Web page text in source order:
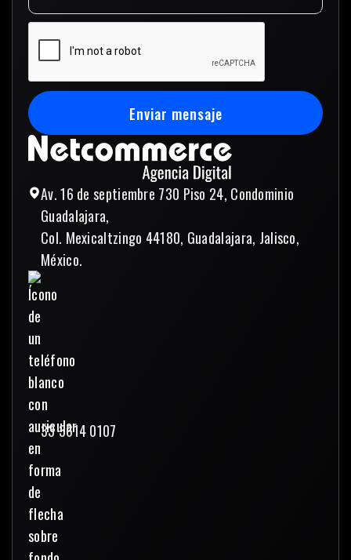
Av. 16 de septiembre 730 Piso 24, Condominio
Guadalajara,
Col. Mexicaltzingo 44180, Guadalajara, Jalisco,
México.
33 3614 0107
Enviar mensaje
Enviar mensaje